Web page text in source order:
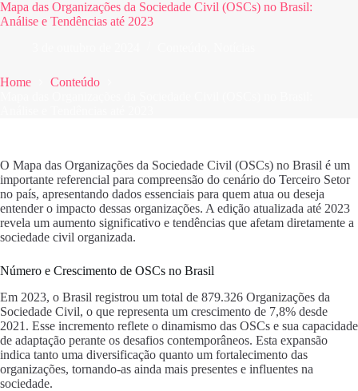
Mapa das Organizações da Sociedade Civil (OSCs) no Brasil:
Análise e Tendências até 2023
Home
Conteúdo
O Mapa das Organizações da Sociedade Civil (OSCs) no Brasil é um
importante referencial para compreensão do cenário do Terceiro Setor
no país, apresentando dados essenciais para quem atua ou deseja
entender o impacto dessas organizações. A edição atualizada até 2023
revela um aumento significativo e tendências que afetam diretamente a
sociedade civil organizada.
Número e Crescimento de OSCs no Brasil
Em 2023, o Brasil registrou um total de 879.326 Organizações da
Sociedade Civil, o que representa um crescimento de 7,8% desde
2021. Esse incremento reflete o dinamismo das OSCs e sua capacidade
de adaptação perante os desafios contemporâneos. Esta expansão
indica tanto uma diversificação quanto um fortalecimento das
organizações, tornando-as ainda mais presentes e influentes na
sociedade.